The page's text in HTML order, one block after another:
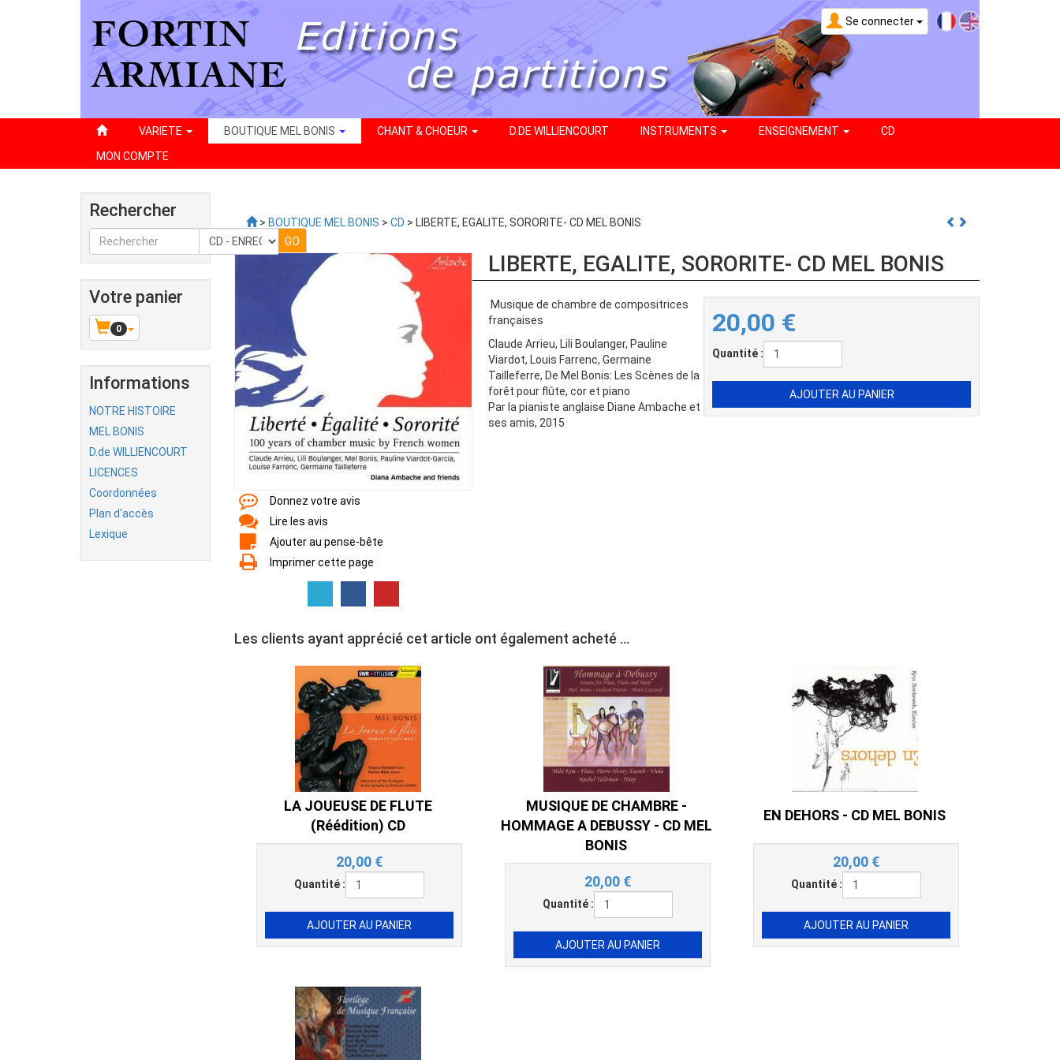
Se connecter
VARIETE BOUTIQUE MEL BONIS CHANT & CHOEUR D.DE WILLIENCOURT INSTRUMENTS ENSEIGNEMENT
CD
MON COMPTE
Rechercher
Votre panier
0
Informations
NOTRE HISTOIRE
MEL BONIS
D.de WILLIENCOURT
LICENCES
Coordonnées
Plan d'accès
Lexique
> BOUTIQUE MEL BONIS > CD > LIBERTE, EGALITE, SORORITE- CD MEL BONIS
Donnez votre avis
Lire les avis
Ajouter au pense-bête
Imprimer cette page
LIBERTE, EGALITE, SORORITE- CD MEL BONIS
20,00 €
Quantité :
Musique de chambre de compositrices
françaises
Claude Arrieu, Lili Boulanger, Pauline
Viardot, Louis Farrenc, Germaine
Tailleferre, De Mel Bonis: Les Scènes de la
forêt pour flûte, cor et piano
Par la pianiste anglaise Diane Ambache et
ses amis, 2015
Les clients ayant apprécié cet article ont également acheté ...
LA JOUEUSE DE FLUTE
(Réédition) CD
20,00 €
Quantité :
MUSIQUE DE CHAMBRE -
HOMMAGE A DEBUSSY - CD MEL
BONIS
20,00 €
Quantité :
EN DEHORS - CD MEL BONIS
20,00 €
Quantité :